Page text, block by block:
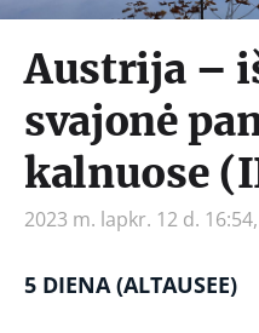
Austrija –
svajonė
kalnuose
2023 m. lapkr. 12 d. 16:54,
5 DIENA (ALTAUSEE)